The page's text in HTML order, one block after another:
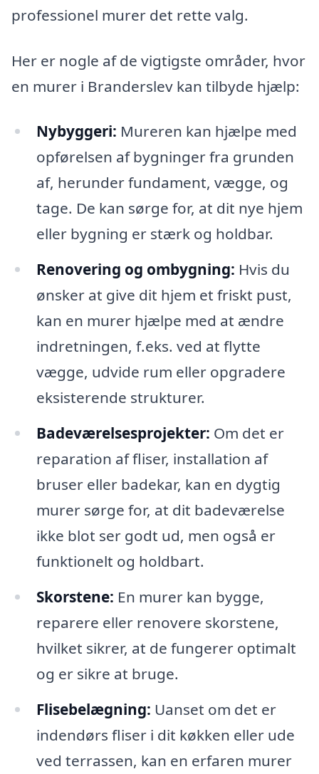
professionel murer det rette valg.
Her er nogle af de vigtigste områder, hvor
en murer i Branderslev kan tilbyde hjælp:
Nybyggeri: Mureren kan hjælpe med
opførelsen af bygninger fra grunden
af, herunder fundament, vægge, og
tage. De kan sørge for, at dit nye hjem
eller bygning er stærk og holdbar.
Renovering og ombygning: Hvis du
ønsker at give dit hjem et friskt pust,
kan en murer hjælpe med at ændre
indretningen, f.eks. ved at flytte
vægge, udvide rum eller opgradere
eksisterende strukturer.
Badeværelsesprojekter: Om det er
reparation af fliser, installation af
bruser eller badekar, kan en dygtig
murer sørge for, at dit badeværelse
ikke blot ser godt ud, men også er
funktionelt og holdbart.
Skorstene: En murer kan bygge,
reparere eller renovere skorstene,
hvilket sikrer, at de fungerer optimalt
og er sikre at bruge.
Flisebelægning: Uanset om det er
indendørs fliser i dit køkken eller ude
ved terrassen, kan en erfaren murer